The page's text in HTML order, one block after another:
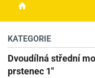
OPTIKA
STŘELIVO
KATEGORIE
Dvoudílná střední
prstenec 1"